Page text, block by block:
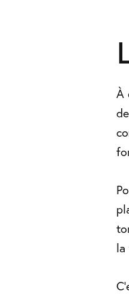
À
la